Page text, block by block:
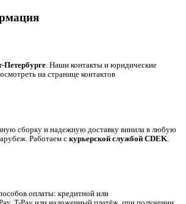
. Наши контакты и юридические
на странице контактов
сборку и надежную доставку винила в любую
Работаем с курьерской службой CDEK
оплаты: кредитной или